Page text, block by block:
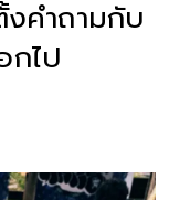
คำถามกับ
กไป